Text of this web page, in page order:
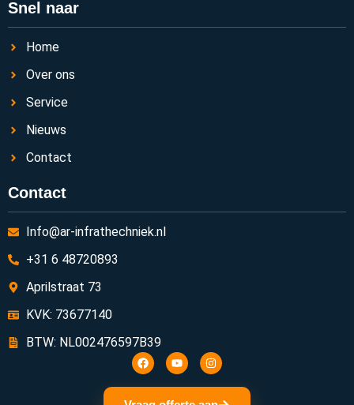
Snel naar
Home
Over ons
Service
Nieuws
Contact
Contact
Info@ar-infrathechniek.nl
+31 6 48720893
Aprilstraat 73
KVK: 73677140
BTW: NL002476597B39